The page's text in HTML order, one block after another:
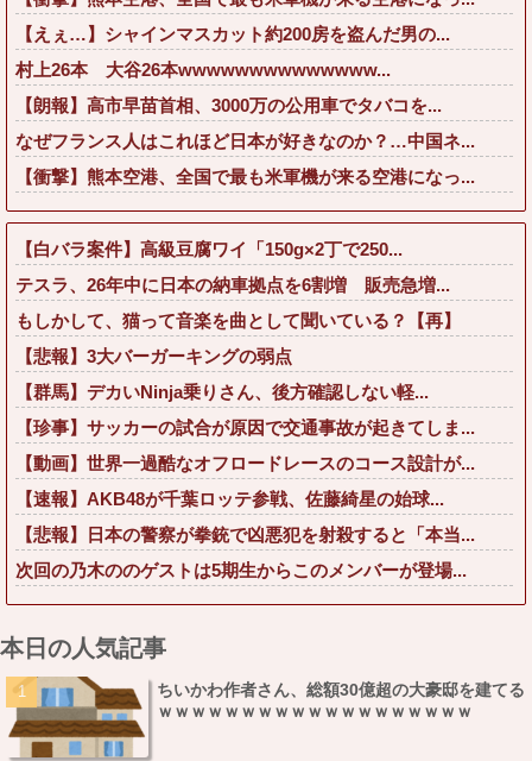
【えぇ…】シャインマスカット約200房を盗んだ男の...
村上26本 大谷26本wwwwwwwwwwwwww...
【朗報】高市早苗首相、3000万の公用車でタバコを...
なぜフランス人はこれほど日本が好きなのか？…中国ネ...
【衝撃】熊本空港、全国で最も米軍機が来る空港になっ...
【白バラ案件】高級豆腐ワイ「150g×2丁で250...
テスラ、26年中に日本の納車拠点を6割増 販売急増...
もしかして、猫って音楽を曲として聞いている？【再】
【悲報】3大バーガーキングの弱点
【群馬】デカいNinja乗りさん、後方確認しない軽...
【珍事】サッカーの試合が原因で交通事故が起きてしま...
【動画】世界一過酷なオフロードレースのコース設計が...
【速報】AKB48が千葉ロッテ参戦、佐藤綺星の始球...
【悲報】日本の警察が拳銃で凶悪犯を射殺すると「本当...
次回の乃木ののゲストは5期生からこのメンバーが登場...
本日の人気記事
ちいかわ作者さん、総額30億超の大豪邸を建てる
ｗｗｗｗｗｗｗｗｗｗｗｗｗｗｗｗｗｗｗ